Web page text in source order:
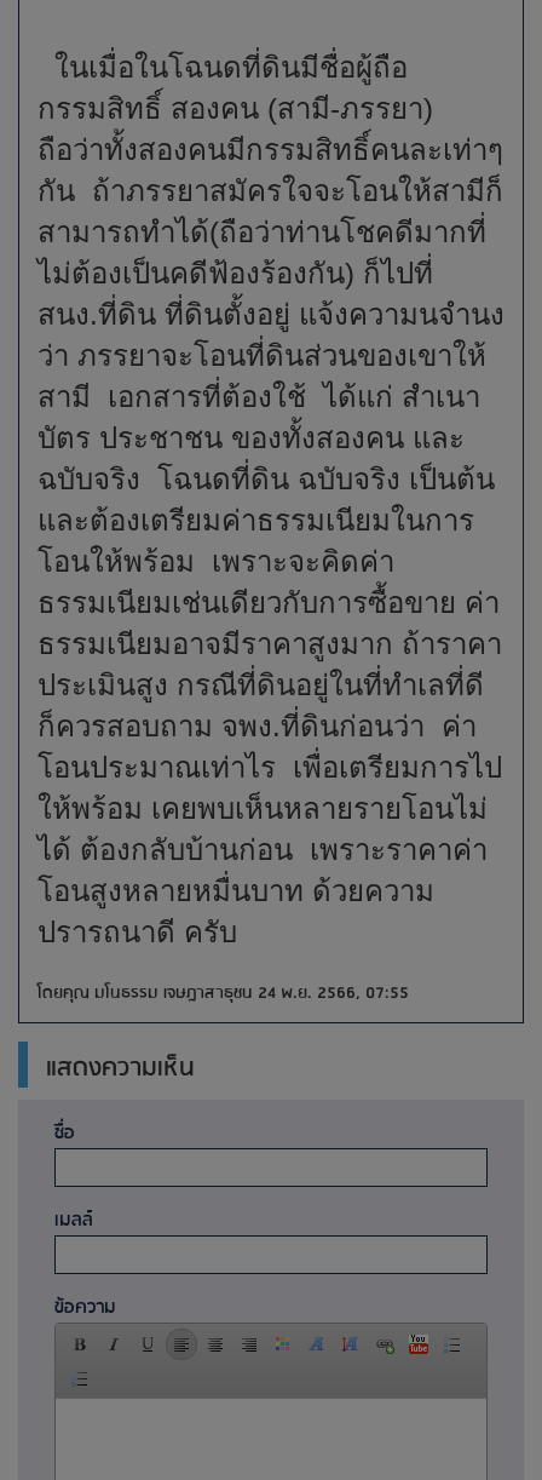
ในเมื่อในโฉนดที่ดินมีชื่อผู้ถือ
กรรมสิทธิ์ สองคน (สามี-ภรรยา)
ถือว่าทั้งสองคนมีกรรมสิทธิ์คนละเท่าๆ
กัน ถ้าภรรยาสมัครใจจะโอนให้สามีก็
สามารถทำได้(ถือว่าท่านโชคดีมากที่
ไม่ต้องเป็นคดีฟ้องร้องกัน) ก็ไปที่
สนง.ที่ดิน ที่ดินตั้งอยู่ แจ้งความนจำนง
ว่า ภรรยาจะโอนที่ดินส่วนของเขาให้
สามี เอกสารที่ต้องใช้ ได้แก่ สำเนา
บัตร ประชาชน ของทั้งสองคน และ
ฉบับจริง โฉนดที่ดิน ฉบับจริง เป็นต้น
และต้องเตรียมค่าธรรมเนียมในการ
โอนให้พร้อม เพราะจะคิดค่า
ธรรมเนียมเช่นเดียวกับการซื้อขาย ค่า
ธรรมเนียมอาจมีราคาสูงมาก ถ้าราคา
ประเมินสูง กรณีที่ดินอยู่ในที่ทำเลที่ดี
ก็ควรสอบถาม จพง.ที่ดินก่อนว่า ค่า
โอนประมาณเท่าไร เพื่อเตรียมการไป
ให้พร้อม เคยพบเห็นหลายรายโอนไม่
ได้ ต้องกลับบ้านก่อน เพราะราคาค่า
โอนสูงหลายหมื่นบาท ด้วยความ
ปรารถนาดี ครับ
โดยคุณ มโนธรรม เจษฎาสาธุชน 24 พ.ย. 2566, 07:55
แสดงความเห็น
ชื่อ
เมลล์
ข้อความ